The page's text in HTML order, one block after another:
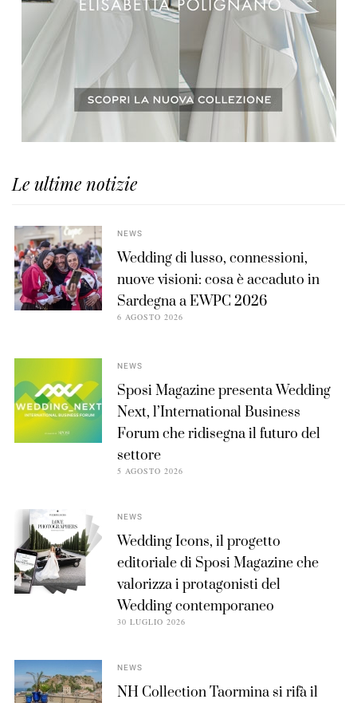
Le ultime notizie
NEWS
Wedding di lusso, connessioni,
nuove visioni: cosa è accaduto in
Sardegna a EWPC 2026
6 AGOSTO 2026
NEWS
Sposi Magazine presenta Wedding
Next, l’International Business
Forum che ridisegna il futuro del
settore
5 AGOSTO 2026
NEWS
Wedding Icons, il progetto
editoriale di Sposi Magazine che
valorizza i protagonisti del
Wedding contemporaneo
30 LUGLIO 2026
NEWS
NH Collection Taormina si rifà il